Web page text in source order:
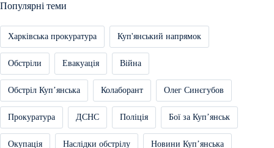
Популярні теми
Харківська прокуратура Куп'янський напрямок
Обстріли Евакуація Війна
Обстріл Купʼянська Колаборант Олег Синєгубов
Прокуратура ДСНС Поліція Бої за Купʼянськ
Окупація Наслідки обстрілу Новини Купʼянська